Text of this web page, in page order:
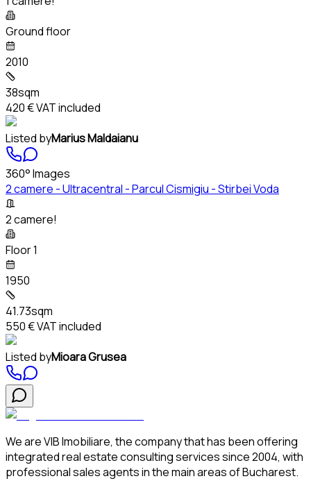
Ground floor
2010
38sqm
420 €VAT included
Listed byMarius Maldaianu
360° Images
2 camere - Ultracentral - Parcul Cismigiu - Stirbei Voda
2 camere!
Floor 1
1950
41.73sqm
550 €VAT included
Listed byMioara Grusea
We are VIB Imobiliare, the company that has been offering
integrated real estate consulting services since 2004, with
professional sales agents in the main areas of Bucharest.